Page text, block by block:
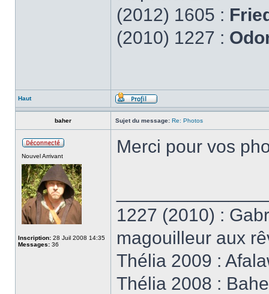
(2012) 1605 :
(2010) 1227 :
Haut
baher Sujet du message: Re: Photos
Nouvel Arrivant
Inscription: 28 Juil 2008 14:35
Messages: 36
Merci pour vos
1227 (2010) :
magouilleur aux
Thélia 2009 :
Thélia 2008 :